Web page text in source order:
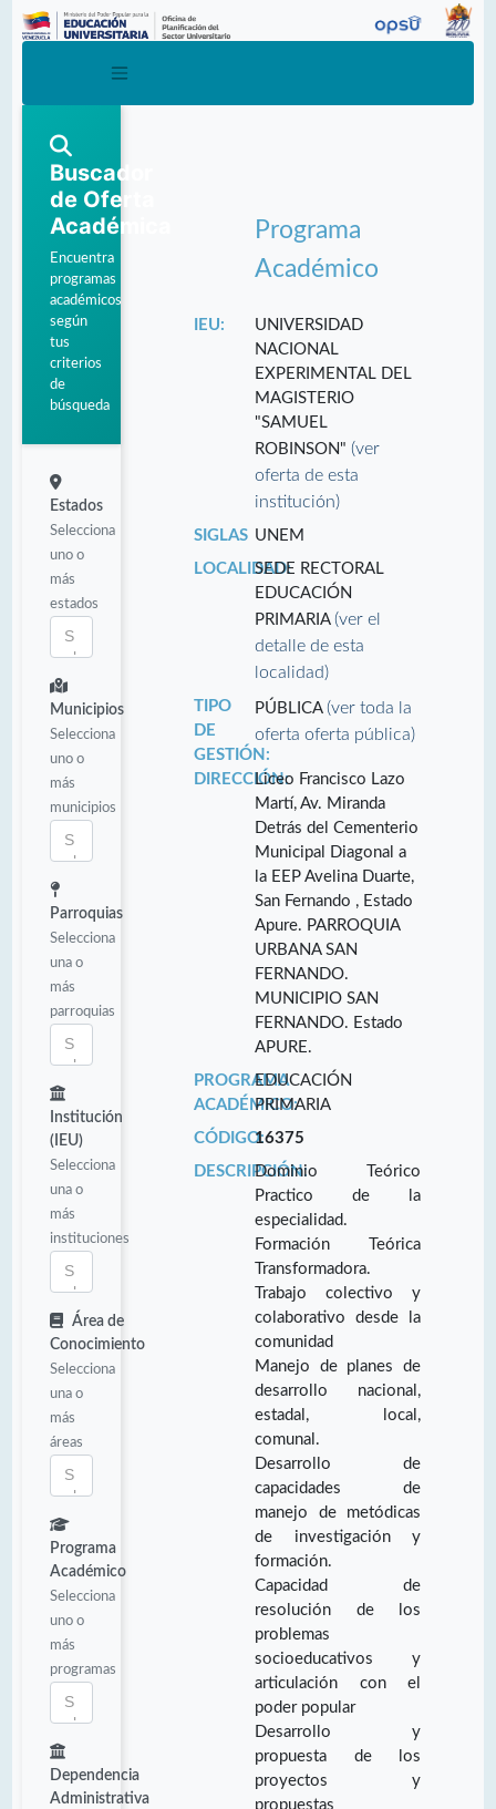
Buscador
de Oferta
Académica
Encuentra
programas
académicos
según
tus
criterios
de
búsqueda
Estados
Selecciona
uno o
más
estados
Municipios
Selecciona
uno o
más
municipios
Parroquias
Selecciona
una o
más
parroquias
Institución
(IEU)
Selecciona
una o
más
instituciones
Área de
Conocimiento
Selecciona
una o
más
áreas
Programa
Académico
Selecciona
uno o
más
programas
Dependencia
Administrativa
Programa
Académico
IEU:
UNIVERSIDAD
NACIONAL
EXPERIMENTAL DEL
MAGISTERIO
"SAMUEL
ROBINSON"(ver
oferta de esta
institución)
SIGLAS UNEM
LOCALIDAD:SEDE RECTORAL
EDUCACIÓN
PRIMARIA(ver el
detalle de esta
localidad)
TIPO
DE
GESTIÓN:
PÚBLICA(ver toda la
oferta oferta pública)
DIRECCIÓN:Liceo Francisco Lazo
Martí, Av. Miranda
Detrás del Cementerio
Municipal Diagonal a
la EEP Avelina Duarte,
San Fernando , Estado
Apure. PARROQUIA
URBANA SAN
FERNANDO.
MUNICIPIO SAN
FERNANDO. Estado
APURE.
PROGRAMA
ACADÉMICO:
EDUCACIÓN
PRIMARIA
CÓDIGO:16375
DESCRIPCIÓN:Dominio Teórico
Practico de la
especialidad.
Formación Teórica
Transformadora.
Trabajo colectivo y
colaborativo desde la
comunidad
Manejo de planes de
desarrollo nacional,
estadal, local,
comunal.
Desarrollo de
capacidades de
manejo de metódicas
de investigación y
formación.
Capacidad de
resolución de los
problemas
socioeducativos y
articulación con el
poder popular
Desarrollo y
propuesta de los
proyectos y
propuestas